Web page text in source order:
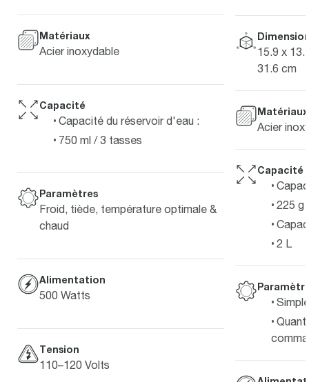
Matériaux
Acier inoxydable
Capacité
Capacité du réservoir d'eau :
750 ml / 3 tasses
Paramètres
Froid, tiède, température optimale &
chaud
Alimentation
500 Watts
Tension
110–120 Volts
15.9 x
31.6 cm
Matériaux
Acier
Capacité
225 g
2 L